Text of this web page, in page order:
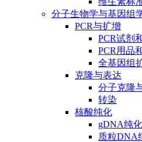
分子生物学与基因组
PCR与扩增
PCR试剂
PCR用品
全基因组
克隆与表达
分子克隆
转染
核酸纯化
gDNA纯化
质粒DNA